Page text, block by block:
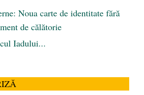
Noua carte de identitate fără
de călătorie
Iadului...